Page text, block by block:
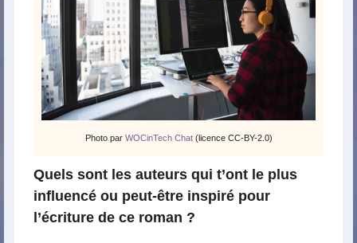
Photo par WOCinTech Chat(licence CC-BY-2.0)
Quels sont les auteurs qui t’ont le plus
influencé ou peut-être inspiré pour
l’écriture de ce roman ?